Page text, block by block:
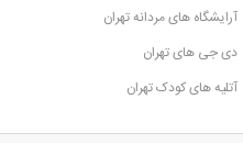
آرایشگاه های مردانه تهران
دی جی های تهران
آتلیه های کودک تهران